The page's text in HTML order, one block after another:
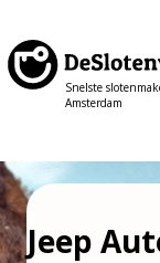
Snelste
Amsterdam
Jeep